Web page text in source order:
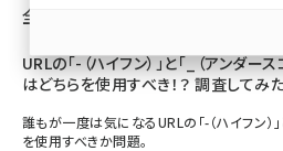
ai (2804)
youtube (2429)
note (2312)
全 44 記事中 1 ～ 44 を表示中
URLの「-（ハイフン）」と「_（アンダース
はどちらを使用すべき！？ 調査してみた
誰もが一度は気になるURLの「-（ハイフン）」
を使用すべきか問題。